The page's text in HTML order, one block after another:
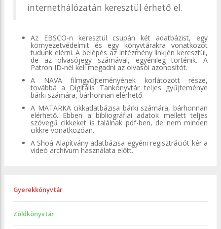
internethálózatán keresztül érhető el.
Az EBSCO-n keresztül csupán két adatbázist, egy
környezetvédelmit és egy könyvtárakra vonatkozót
tudunk elérni. A belépés az intézmény linkjén keresztül,
de az olvasójegy számával, egyénileg történik. A
Patron ID-nél kell megadni az olvasói azonosítót.
A NAVA filmgyűjteményének korlátozott része,
továbbá a Digitális Tankönyvtár teljes gyűjteménye
bárki számára, bárhonnan elérhető.
A MATARKA cikkadatbázisa bárki számára, bárhonnan
elérhető. Ebben a bibliográfiai adatok mellett teljes
szövegű cikkeket is találnak pdf-ben, de nem minden
cikkre vonatkozóan.
A Shoá Alapítvány adatbázisa egyéni regisztrációt kér a
videó archívum használata előtt.
Gyerekkönyvtár
Zöldkönyvtár